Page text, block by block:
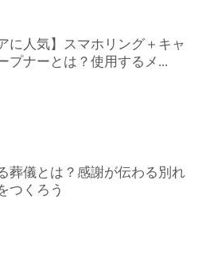
に人気】スマホリング＋キャ
プナーとは？使用するメ...
葬儀とは？感謝が伝わる別れ
つくろう